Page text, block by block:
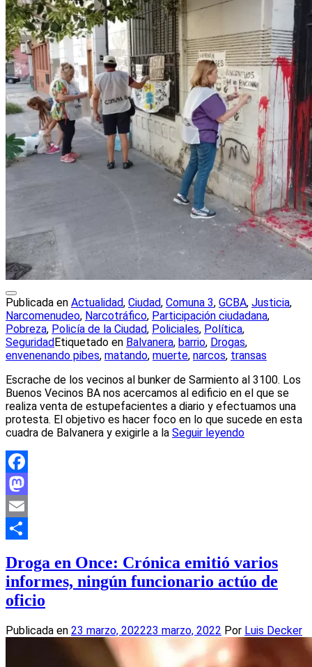
Publicada en Actualidad, Ciudad, Comuna 3, GCBA, Justicia,
Narcomenudeo, Narcotráfico, Participación ciudadana,
Pobreza, Policía de la Ciudad, Policiales, Política,
SeguridadEtiquetado en Balvanera, barrio, Drogas,
envenenando pibes, matando, muerte, narcos, transas
Escrache de los vecinos al bunker de Sarmiento al 3100. Los
Buenos Vecinos BA nos acercamos al edificio en el que se
realiza venta de estupefacientes a diario y efectuamos una
protesta. El objetivo es hacer foco en lo que sucede en esta
cuadra de Balvanera y exigirle a la Seguir leyendo
Facebook
Mastodon
Email
Droga en Once: Crónica emitió varios
informes, ningún funcionario actúo de
oficio
Publicada en 23 marzo, 202223 marzo, 2022 Por Luis Decker